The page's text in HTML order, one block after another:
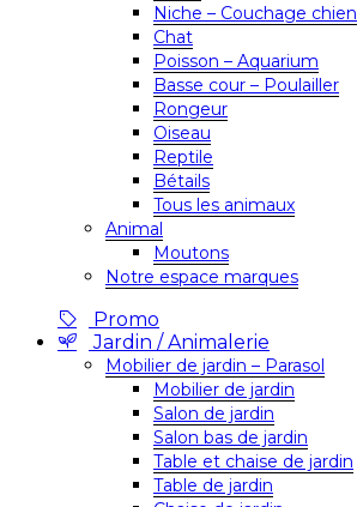
Niche – Couchage chien
Chat
Poisson – Aquarium
Basse cour – Poulailler
Rongeur
Oiseau
Reptile
Bétails
Tous les animaux
Animal
Moutons
Notre espace marques
Promo
Jardin / Animalerie
Mobilier de jardin – Parasol
Mobilier de jardin
Salon de jardin
Salon bas de jardin
Table et chaise de jardin
Table de jardin